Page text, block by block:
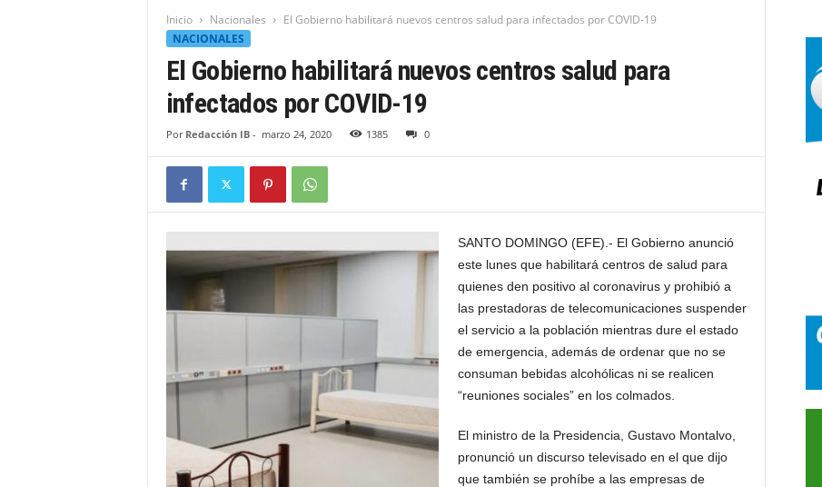
Inicio Nacionales
El Gobierno habilitará nuevos centros salud para infectados por COVID-19
NACIONALES
El Gobierno habilitará nuevos centros salud para
infectados por COVID-19
Por Redacción IB- marzo 24, 2020 1385 0
SANTO DOMINGO (EFE).- El Gobierno anunció
este lunes que habilitará centros de salud para
quienes den positivo al coronavirus y prohibió a
las prestadoras de telecomunicaciones suspender
el servicio a la población mientras dure el estado
de emergencia, además de ordenar que no se
consuman bebidas alcohólicas ni se realicen
“reuniones sociales” en los colmados.
El ministro de la Presidencia, Gustavo Montalvo,
pronunció un discurso televisado en el que dijo
que también se prohíbe a las empresas de